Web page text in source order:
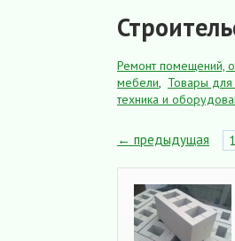
Ремонт помещений,
мебели, Товары для
техника и
← предыдущая 1